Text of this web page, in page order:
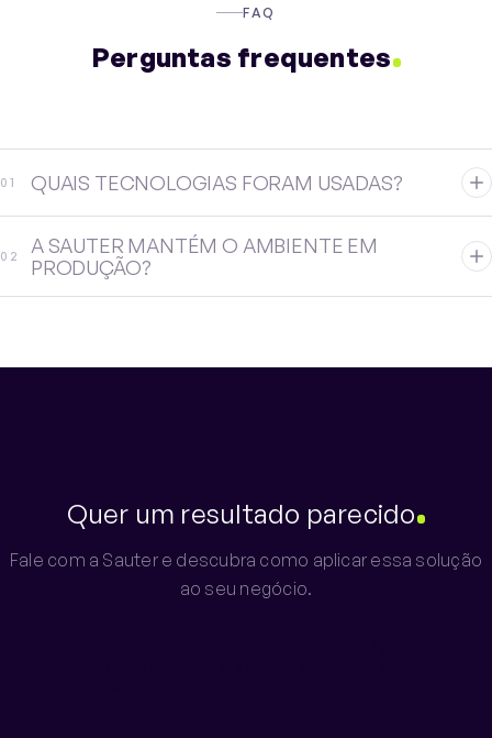
FAQ
Perguntas frequentes
0 1 QUAIS TECNOLOGIAS FORAM USADAS?
0 2
A SAUTER MANTÉM O AMBIENTE EM
PRODUÇÃO?
Quer um resultado parecido
Fale com a Sauter e descubra como aplicar essa solução
ao seu negócio.